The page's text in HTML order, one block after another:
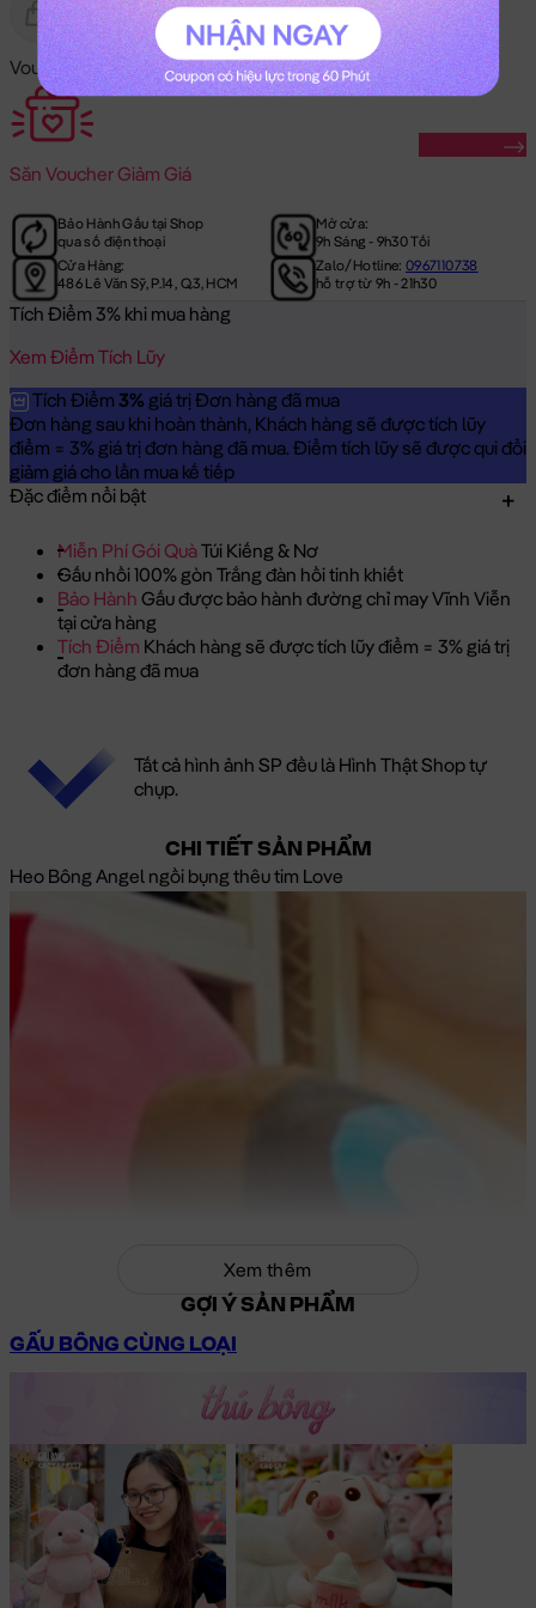
Gửi Tặng Hết Hàng
Voucher Mã Khuyến Mãi:
Săn Voucher Giảm Giá
Bảo Hành Gấu tại Shop
qua số điện thoại
Mở cửa:
9h Sáng - 9h30 Tối
Cửa Hàng:
486 Lê Văn Sỹ, P.14, Q.3, HCM
Zalo/Hotline:0967110738
hỗ trợ từ 9h - 21h30
Tích Điểm 3% khi mua hàng
Xem Điểm Tích Lũy
Tích Điểm 3% giá trị Đơn hàng đã mua
Đơn hàng sau khi hoàn thành, Khách hàng sẽ được tích lũy
điểm = 3% giá trị đơn hàng đã mua. Điểm tích lũy sẽ được qui đổi
giảm giá cho lần mua kế tiếp
Đặc điểm nổi bật
Miễn Phí Gói QuàTúi Kiếng & Nơ
Gấu nhồi 100% gòn Trắng đàn hồi tinh khiết
Bảo Hành Gấu được bảo hành đường chỉ may Vĩnh Viễn
tại cửa hàng
Tích Điểm Khách hàng sẽ được tích lũy điểm = 3% giá trị
đơn hàng đã mua
Tất cả hình ảnh SP đều là Hình Thật Shop tự
chụp.
CHI TIẾT SẢN PHẨM
Heo Bông Angel ngồi bụng thêu tim Love
Xem thêm
GỢI Ý SẢN PHẨM
GẤU BÔNG CÙNG LOẠI